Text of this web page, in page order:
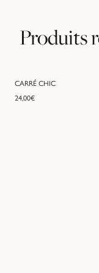
Produits
CARRÉ CHIC
24,00€